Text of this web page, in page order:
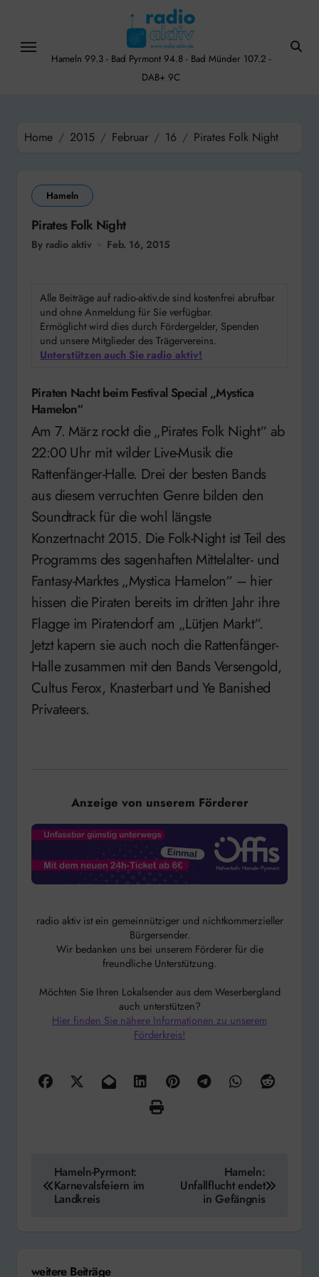
content
Hameln 99.3 - Bad Pyrmont 94.8 - Bad Münder 107.2 -
DAB+ 9C
Home 2015 Februar 16 Pirates Folk Night
Hameln
Pirates Folk Night
By radio aktiv Feb. 16, 2015
Alle Beiträge auf radio-aktiv.de sind kostenfrei abrufbar
und ohne Anmeldung für Sie verfügbar.
Ermöglicht wird dies durch Fördergelder, Spenden
und unsere Mitglieder des Trägervereins.
Unterstützen auch Sie radio aktiv!
Piraten Nacht beim Festival Special „Mystica
Hamelon“
Am 7. März rockt die „Pirates Folk Night“ ab
22:00 Uhr mit wilder Live-Musik die
Rattenfänger-Halle. Drei der besten Bands
aus diesem verruchten Genre bilden den
Soundtrack für die wohl längste
Konzertnacht 2015. Die Folk-Night ist Teil des
Programms des sagenhaften Mittelalter- und
Fantasy-Marktes „Mystica Hamelon“ – hier
hissen die Piraten bereits im dritten Jahr ihre
Flagge im Piratendorf am „Lütjen Markt“.
Jetzt kapern sie auch noch die Rattenfänger-
Halle zusammen mit den Bands Versengold,
Cultus Ferox, Knasterbart und Ye Banished
Privateers.
Anzeige von unserem Förderer
radio aktiv ist ein gemeinnütziger und nichtkommerzieller
Bürgersender.
Wir bedanken uns bei unserem Förderer für die
freundliche Unterstützung.
Möchten Sie Ihren Lokalsender aus dem Weserbergland
auch unterstützen?
Hier finden Sie nähere Informationen zu unserem
Förderkreis!
Beitragsnavigation
Hameln-Pyrmont:
Karnevalsfeiern im
Landkreis
Hameln:
Unfallflucht endet
in Gefängnis
weitere Beiträge